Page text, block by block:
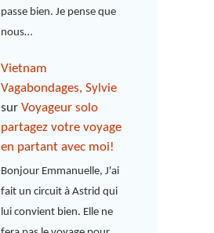
passe bien. Je pense que
nous…
Vietnam
Vagabondages, Sylvie
surVoyageur solo
partagez votre voyage
en partant avec moi!
Bonjour Emmanuelle, J'ai
fait un circuit à Astrid qui
lui convient bien. Elle ne